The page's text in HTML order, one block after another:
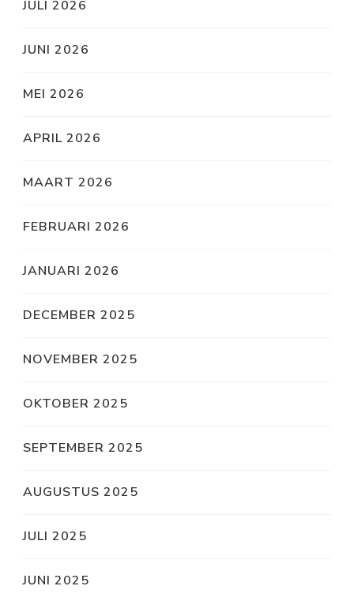
JULI 2026
JUNI 2026
MEI 2026
APRIL 2026
MAART 2026
FEBRUARI 2026
JANUARI 2026
DECEMBER 2025
NOVEMBER 2025
OKTOBER 2025
SEPTEMBER 2025
AUGUSTUS 2025
JULI 2025
JUNI 2025